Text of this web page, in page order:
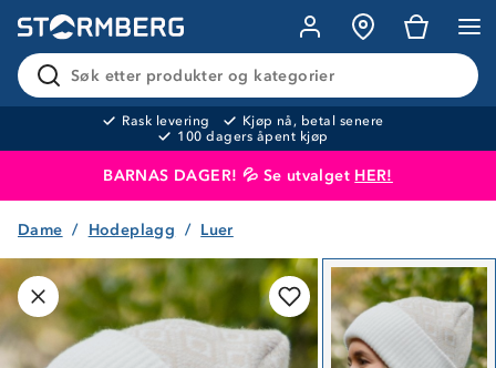
Søk etter produkter og kategorier
Rask levering
Kjøp nå, betal senere
100 dagers åpent kjøp
BARNAS DAGER! 💦 Se utvalget HER!
Produktet er lagt i handlekurven
Dame Hodeplagg Luer